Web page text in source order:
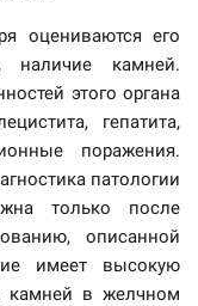
оцениваются его
наличие камней.
этого органа
гепатита,
поражения.
патологии
только после
описанной
имеет высокую
камней в желчном